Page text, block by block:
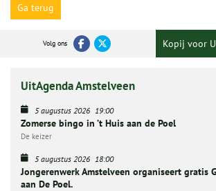
Ga terug
Volg ons Kopij voor
UitAgenda Amstelveen
5 augustus 2026 19:00
Zomerse bingo in ’t Huis aan de Poel
De keizer
5 augustus 2026 18:00
Jongerenwerk Amstelveen organiseert gratis
aan De Poel.